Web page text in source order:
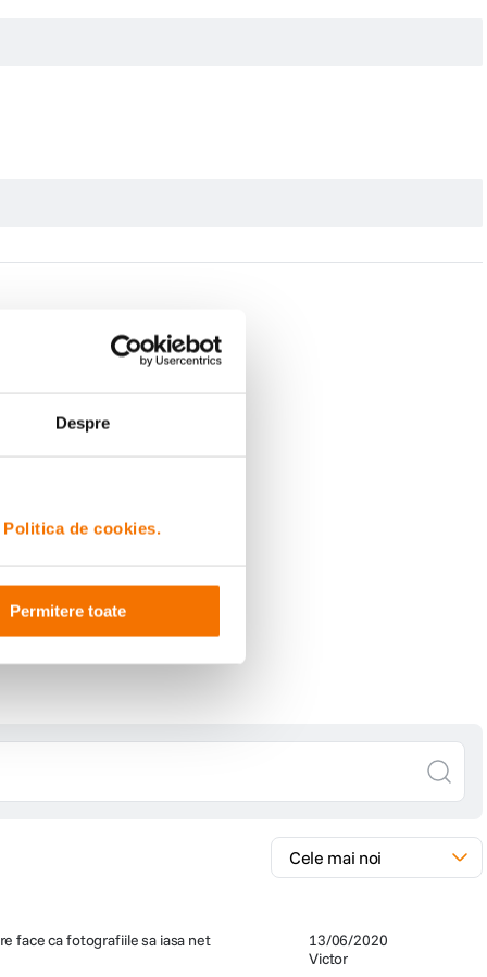
Despre
Politica de cookies.
Permitere toate
13/06/2020
Victor
face ca fotografiile sa iasa net